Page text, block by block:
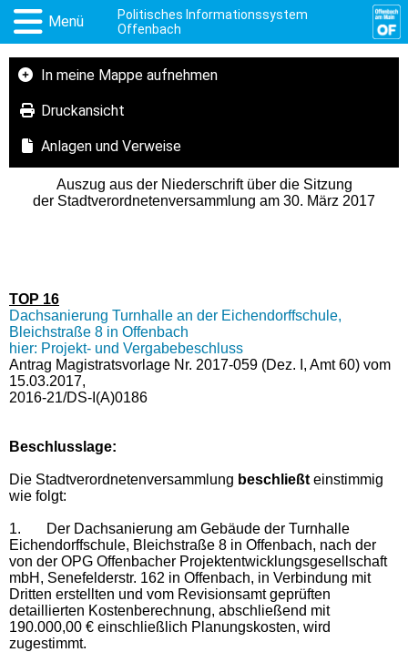
Menü
Politisches Informationssystem
Offenbach
In meine Mappe aufnehmen
Druckansicht
Anlagen und Verweise
Auszug aus der Niederschrift über die Sitzung
der Stadtverordnetenversammlung am 30. März 2017
TOP 16
Dachsanierung Turnhalle an der Eichendorffschule,
Bleichstraße 8 in Offenbach
hier: Projekt- und Vergabebeschluss
Antrag Magistratsvorlage Nr. 2017-059 (Dez. I, Amt 60) vom
15.03.2017,
2016-21/DS-I(A)0186
Beschlusslage:
Die Stadtverordnetenversammlung beschließt einstimmig
wie folgt:
1.
Der Dachsanierung am Gebäude der Turnhalle
Eichendorffschule, Bleichstraße 8 in Offenbach, nach der
von der OPG Offenbacher Projektentwicklungsgesellschaft
mbH, Senefelderstr. 162 in Offenbach, in Verbindung mit
Dritten erstellten und vom Revisionsamt geprüften
detaillierten Kostenberechnung, abschließend mit
190.000,00 € einschließlich Planungskosten, wird
zugestimmt.